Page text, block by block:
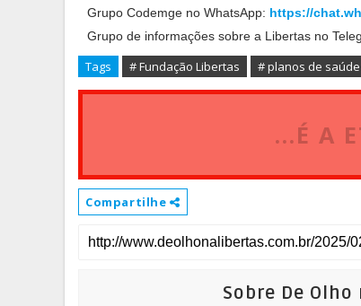
Grupo Codemge no WhatsApp: https://
Grupo de informações sobre a Libertas no
Tags # Fundação Libertas # planos de saúde
...É A
Compartilhe
Sobre De